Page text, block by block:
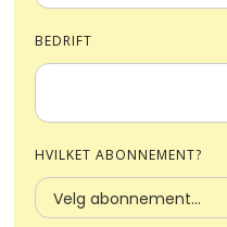
BEDRIFT
HVILKET ABONNEMENT?